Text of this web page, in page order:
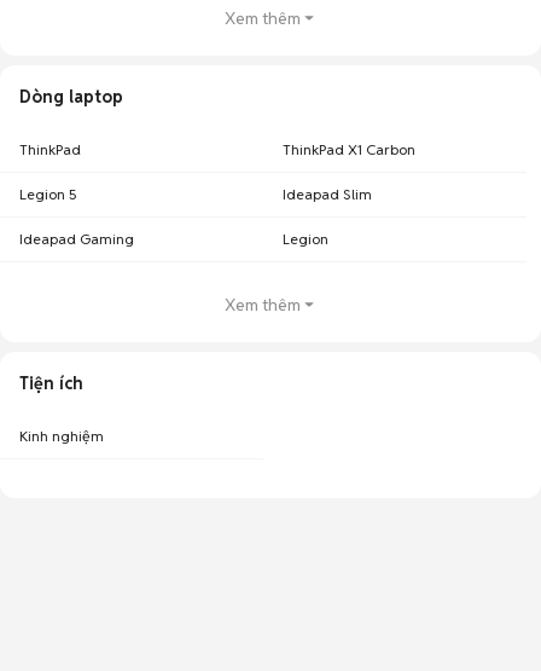
Xem thêm
Dòng laptop
ThinkPad ThinkPad X1 Carbon
Legion 5 Ideapad Slim
Ideapad Gaming Legion
Xem thêm
Tiện ích
Kinh nghiệm